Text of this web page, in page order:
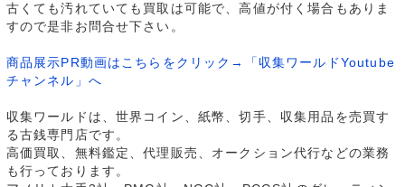
古くても汚れていても買取は可能で、高値が付く場合もありま
すので是非お問合せ下さい。
商品展示PR動画はこちらをクリック→「収集ワールドYoutube
チャンネル」へ
収集ワールドは、世界コイン、紙幣、切手、収集用品を売買す
る古銭専門店です。
高価買取、無料鑑定、代理販売、オークション代行などの業務
も行っております。